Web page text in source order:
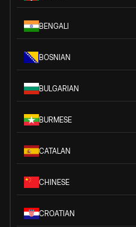
BENGALI
BOSNIAN
BULGARIAN
BURMESE
CATALAN
CHINESE
CROATIAN